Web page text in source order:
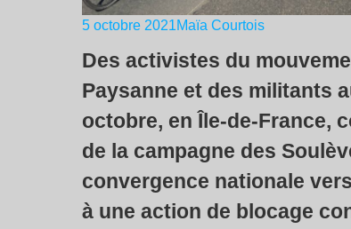
5 octobre 2021Maïa Courtois
Des activistes du
Paysanne et des militants
octobre, en Île-de-France,
de la campagne des
convergence nationale
à une action de blocage